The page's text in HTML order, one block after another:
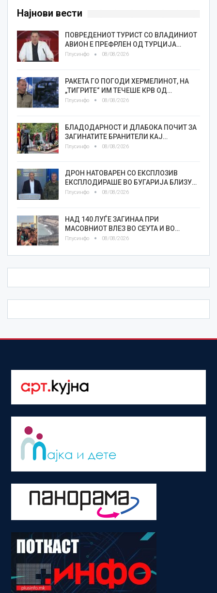
Најнови вести
ПОВРЕДЕНИОТ ТУРИСТ СО ВЛАДИНИОТ
АВИОН Е ПРЕФРЛЕН ОД ТУРЦИЈА…
Плусинфо 08/08/2026
РАКЕТА ГО ПОГОДИ ХЕРМЕЛИНОТ, НА
„ТИГРИТЕ“ ИМ ТЕЧЕШЕ КРВ ОД…
Плусинфо 08/08/2026
БЛАДОДАРНОСТ И ДЛАБОКА ПОЧИТ ЗА
ЗАГИНАТИТЕ БРАНИТЕЛИ КАЈ…
Плусинфо 08/08/2026
ДРОН НАТОВАРЕН СО ЕКСПЛОЗИВ
ЕКСПЛОДИРАШЕ ВО БУГАРИЈА БЛИЗУ…
Плусинфо 08/08/2026
НАД 140 ЛУЃЕ ЗАГИНАА ПРИ
МАСОВНИОТ ВЛЕЗ ВО СЕУТА И ВО…
Плусинфо 08/08/2026